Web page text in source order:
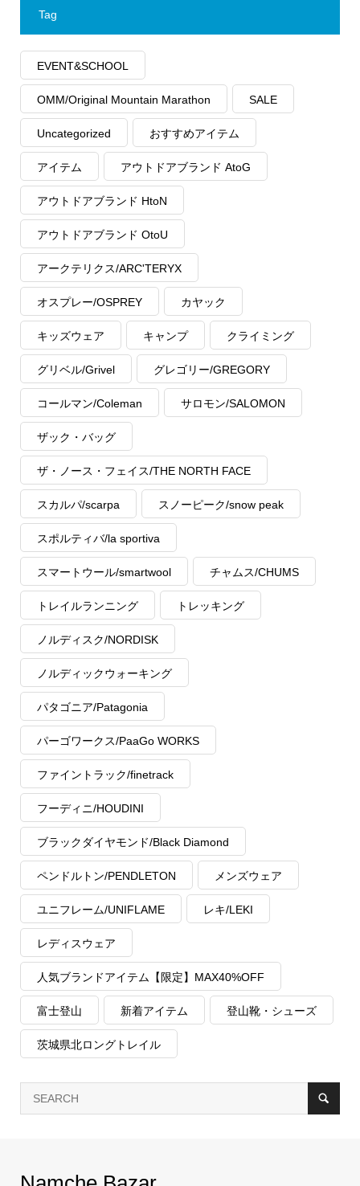
Tag
EVENT&SCHOOL
OMM/Original Mountain Marathon SALE
Uncategorized おすすめアイテム
アイテム アウトドアブランド AtoG
アウトドアブランド HtoN
アウトドアブランド OtoU
アークテリクス/ARC'TERYX
オスプレー/OSPREY カヤック
キッズウェア キャンプ クライミング
グリベル/Grivel グレゴリー/GREGORY
コールマン/Coleman サロモン/SALOMON
ザック・バッグ
ザ・ノース・フェイス/THE NORTH FACE
スカルパ/scarpa スノーピーク/snow peak
スポルティバ/la sportiva
スマートウール/smartwool チャムス/CHUMS
トレイルランニング トレッキング
ノルディスク/NORDISK
ノルディックウォーキング
パタゴニア/Patagonia
パーゴワークス/PaaGo WORKS
ファイントラック/finetrack
フーディニ/HOUDINI
ブラックダイヤモンド/Black Diamond
ペンドルトン/PENDLETON メンズウェア
ユニフレーム/UNIFLAME レキ/LEKI
レディスウェア
人気ブランドアイテム【限定】MAX40%OFF
富士登山 新着アイテム 登山靴・シューズ
茨城県北ロングトレイル